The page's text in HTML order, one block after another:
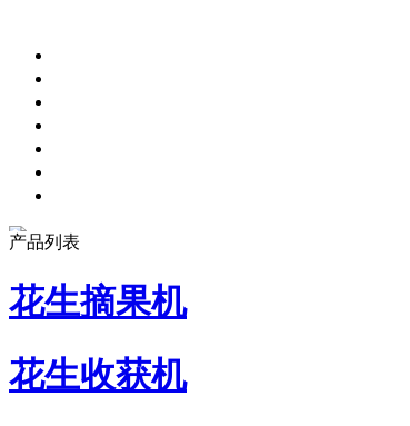
产品列表
花生摘果机
花生收获机